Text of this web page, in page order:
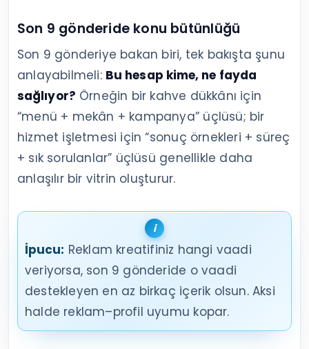
Son 9 gönderide konu bütünlüğü
Son 9 gönderiye bakan biri, tek bakışta şunu
anlayabilmeli: Bu hesap kime, ne fayda
sağlıyor? Örneğin bir kahve dükkânı için
“menü + mekân + kampanya” üçlüsü; bir
hizmet işletmesi için “sonuç örnekleri + süreç
+ sık sorulanlar” üçlüsü genellikle daha
anlaşılır bir vitrin oluşturur.
İpucu: Reklam kreatifiniz hangi vaadi
veriyorsa, son 9 gönderide o vaadi
destekleyen en az birkaç içerik olsun. Aksi
halde reklam–profil uyumu kopar.